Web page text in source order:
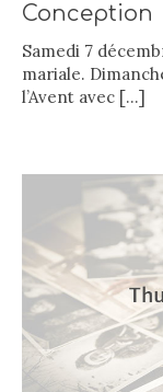
Conception
Samedi 7
mariale.
l’Avent avec […]